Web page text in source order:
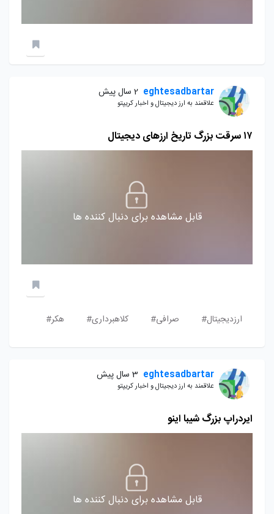
eghtesadbartar 2 سال پیش
علاقمند به ارز دیجیتال و اخبار کریپتو
۱۷ سرقت بزرگ تاریخ ارزهای دیجیتال
قابل مشاهده برای دنبال کننده ها
ارزدیجیتال# صرافی# کلاهبرداری# هکر#
eghtesadbartar 3 سال پیش
علاقمند به ارز دیجیتال و اخبار کریپتو
ایردراپ بزرگ شیبا اینو
قابل مشاهده برای دنبال کننده ها